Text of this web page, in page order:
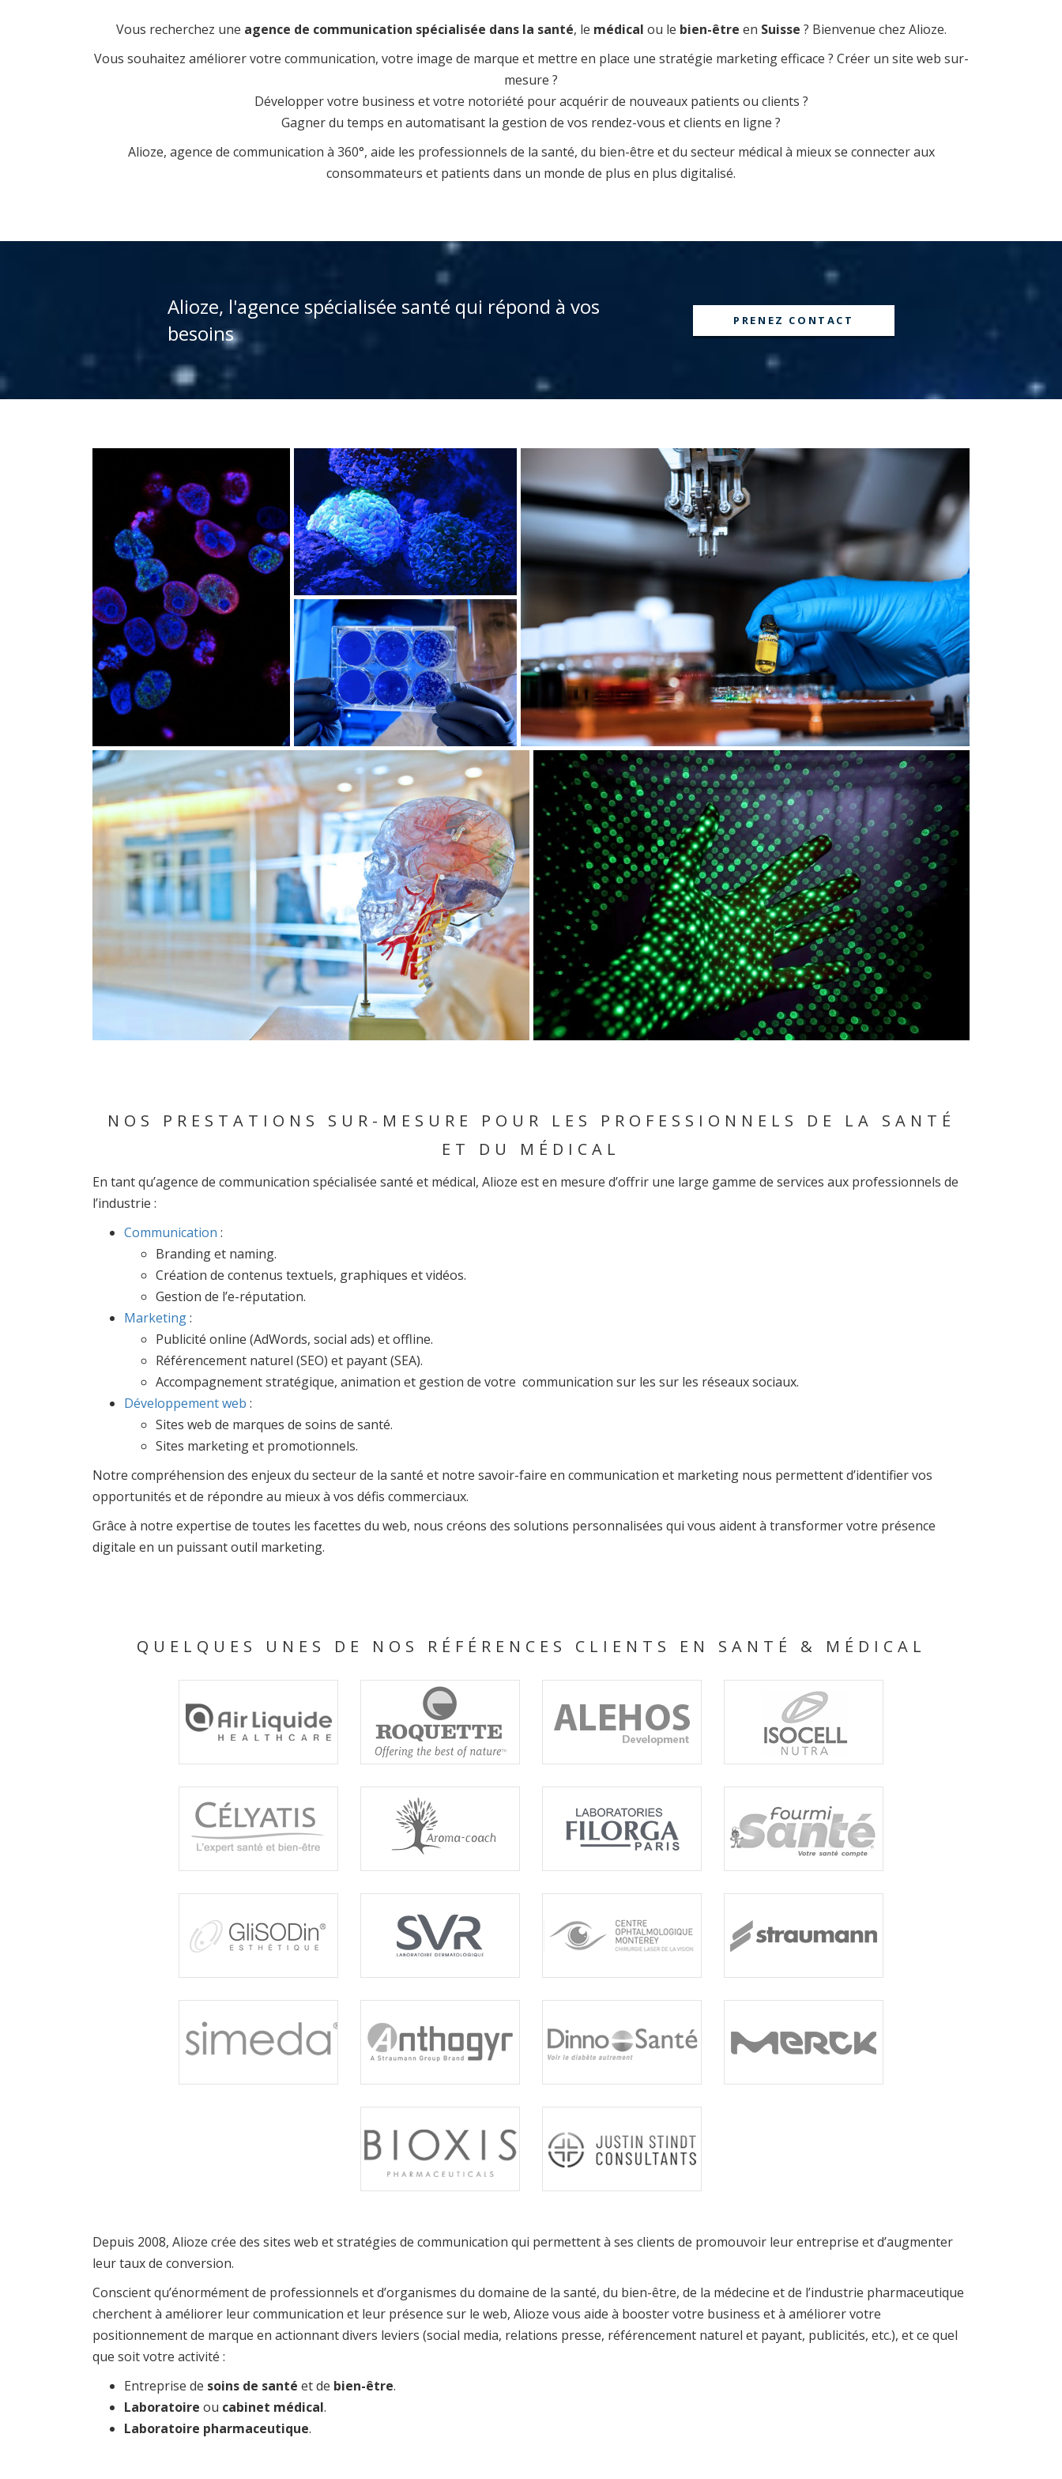
Vous recherchez une agence de communication spécialisée dans la santé, le médical ou le bien-être en Suisse ? Bienvenue chez Alioze.
Vous souhaitez améliorer votre communication, votre image de marque et mettre en place une stratégie marketing efficace ? Créer un site web sur-
mesure ?
Développer votre business et votre notoriété pour acquérir de nouveaux patients ou clients ?
Gagner du temps en automatisant la gestion de vos rendez-vous et clients en ligne ?
Alioze, agence de communication à 360°, aide les professionnels de la santé, du bien-être et du secteur médical à mieux se connecter aux
consommateurs et patients dans un monde de plus en plus digitalisé.
Alioze, l'agence spécialisée santé qui répond à vos
besoins
PRENEZ CONTACT
NOS PRESTATIONS SUR-MESURE POUR LES PROFESSIONNELS DE LA SANTÉ
ET DU MÉDICAL
En tant qu’agence de communication spécialisée santé et médical, Alioze est en mesure d’offrir une large gamme de services aux professionnels de
l’industrie :
Communication :
Branding et naming.
Création de contenus textuels, graphiques et vidéos.
Gestion de l’e-réputation.
Marketing:
Publicité online (AdWords, social ads) et offline.
Référencement naturel (SEO) et payant (SEA).
Accompagnement stratégique, animation et gestion de votre communication sur les sur les réseaux sociaux.
Développement web :
Sites web de marques de soins de santé.
Sites marketing et promotionnels.
Notre compréhension des enjeux du secteur de la santé et notre savoir-faire en communication et marketing nous permettent d’identifier vos
opportunités et de répondre au mieux à vos défis commerciaux.
Grâce à notre expertise de toutes les facettes du web, nous créons des solutions personnalisées qui vous aident à transformer votre présence
digitale en un puissant outil marketing.
QUELQUES UNES DE NOS RÉFÉRENCES CLIENTS EN SANTÉ & MÉDICAL
Depuis 2008, Alioze crée des sites web et stratégies de communication qui permettent à ses clients de promouvoir leur entreprise et d’augmenter
leur taux de conversion.
Conscient qu’énormément de professionnels et d’organismes du domaine de la santé, du bien-être, de la médecine et de l’industrie pharmaceutique
cherchent à améliorer leur communication et leur présence sur le web, Alioze vous aide à booster votre business et à améliorer votre
positionnement de marque en actionnant divers leviers (social media, relations presse, référencement naturel et payant, publicités, etc.), et ce quel
que soit votre activité :
Entreprise de soins de santé et de bien-être.
Laboratoire ou cabinet médical.
Laboratoire pharmaceutique.